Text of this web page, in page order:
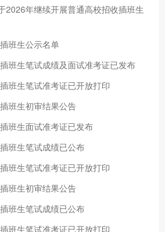
2026年继续开展普通高校招收插班生
班生公示名单
班生笔试成绩及面试准考证已发布
班生笔试准考证已开放打印
班生初审结果公告
班生面试准考证已发布
班生笔试成绩已公布
班生笔试准考证已开放打印
班生初审结果公告
班生笔试成绩已公布
班生笔试准考证已开放打印